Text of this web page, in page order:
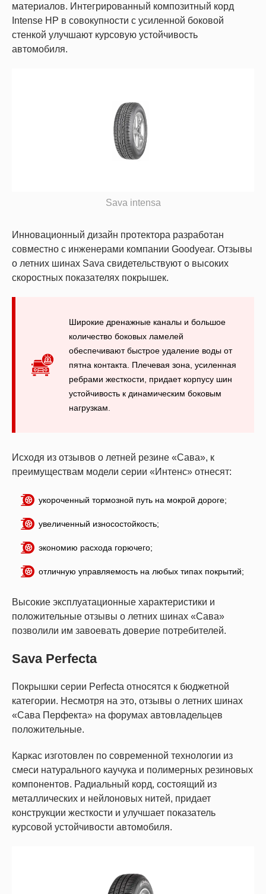
материалов. Интегрированный композитный корд
Intense HP в совокупности с усиленной боковой
стенкой улучшают курсовую устойчивость
автомобиля.
Sava intensa
Инновационный дизайн протектора разработан
совместно с инженерами компании Goodyear. Отзывы
о летних шинах Sava свидетельствуют о высоких
скоростных показателях покрышек.
Широкие дренажные каналы и большое
количество боковых ламелей
обеспечивают быстрое удаление воды от
пятна контакта. Плечевая зона, усиленная
ребрами жесткости, придает корпусу шин
устойчивость к динамическим боковым
нагрузкам.
Исходя из отзывов о летней резине «Сава», к
преимуществам модели серии «Интенс» отнесят:
укороченный тормозной путь на мокрой дороге;
увеличенный износостойкость;
экономию расхода горючего;
отличную управляемость на любых типах покрытий;
Высокие эксплуатационные характеристики и
положительные отзывы о летних шинах «Сава»
позволили им завоевать доверие потребителей.
Sava Perfecta
Покрышки серии Perfecta относятся к бюджетной
категории. Несмотря на это, отзывы о летних шинах
«Сава Перфекта» на форумах автовладельцев
положительные.
Каркас изготовлен по современной технологии из
смеси натурального каучука и полимерных резиновых
компонентов. Радиальный корд, состоящий из
металлических и нейлоновых нитей, придает
конструкции жесткости и улучшает показатель
курсовой устойчивости автомобиля.